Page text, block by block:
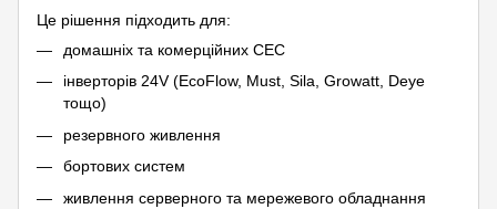
Це рішення підходить для:
домашніх та комерційних СЕС
інверторів 24V (EcoFlow, Must, Sila, Growatt, Deye
тощо)
резервного живлення
бортових систем
живлення серверного та мережевого обладнання